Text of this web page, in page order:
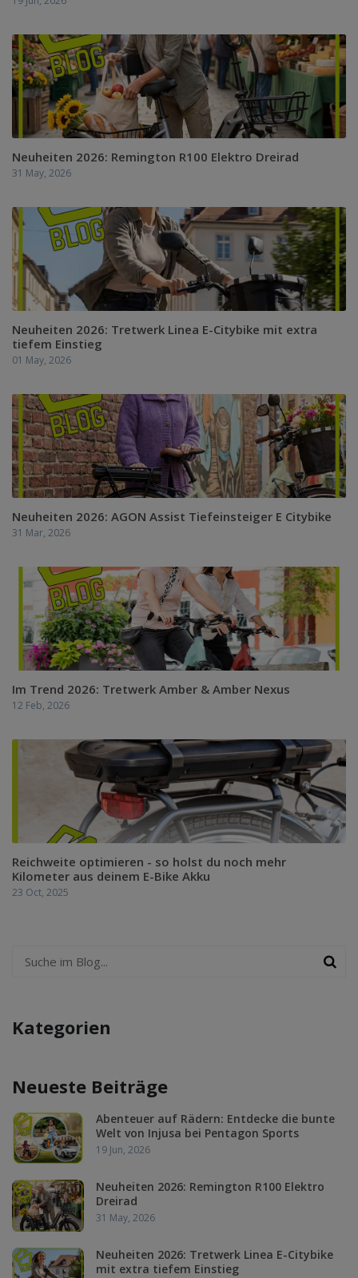
Neuheiten 2026: Remington R100 Elektro Dreirad
31 May, 2026
Neuheiten 2026: Tretwerk Linea E-Citybike mit extra
tiefem Einstieg
01 May, 2026
Neuheiten 2026: AGON Assist Tiefeinsteiger E Citybike
31 Mar, 2026
Im Trend 2026: Tretwerk Amber & Amber Nexus
12 Feb, 2026
Reichweite optimieren - so holst du noch mehr
Kilometer aus deinem E-Bike Akku
23 Oct, 2025
Kategorien
Neueste Beiträge
Abenteuer auf Rädern: Entdecke die bunte
Welt von Injusa bei Pentagon Sports
19 Jun, 2026
Neuheiten 2026: Remington R100 Elektro
Dreirad
31 May, 2026
Neuheiten 2026: Tretwerk Linea E-Citybike
mit extra tiefem Einstieg